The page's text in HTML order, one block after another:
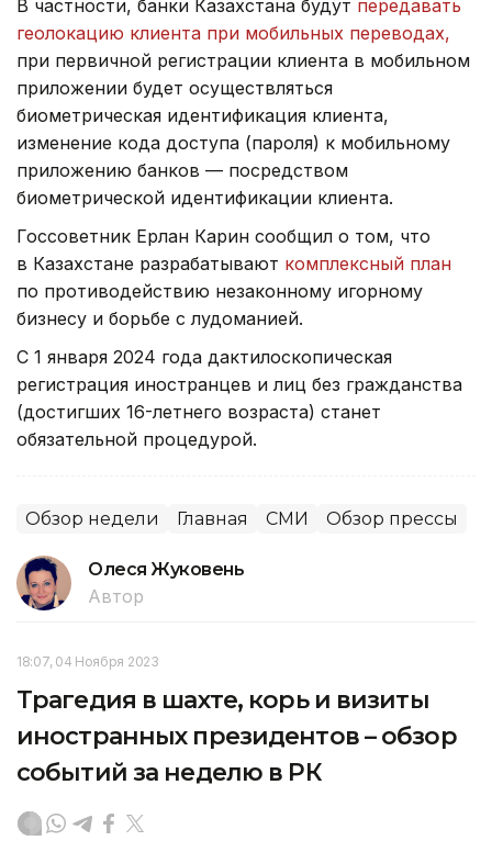
В частности, банки Казахстана будут передавать
геолокацию клиента при мобильных переводах,
при первичной регистрации клиента в мобильном
приложении будет осуществляться
биометрическая идентификация клиента,
изменение кода доступа (пароля) к мобильному
приложению банков — посредством
биометрической идентификации клиента.
Госсоветник Ерлан Карин сообщил о том, что
в Казахстане разрабатывают комплексный план
по противодействию незаконному игорному
бизнесу и борьбе с лудоманией.
С 1 января 2024 года дактилоскопическая
регистрация иностранцев и лиц без гражданства
(достигших 16-летнего возраста) станет
обязательной процедурой.
Обзор недели Главная СМИ Обзор прессы
Олеся Жуковень
Автор
18:07, 04 Ноября 2023
Трагедия в шахте, корь и визиты
иностранных президентов – обзор
событий за неделю в РК